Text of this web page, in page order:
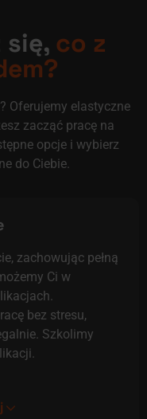
się, co z
Oferujemy elastyczne
zacząć pracę na
opcje i wybierz
do Ciebie.
zachowując pełną
Ci w
bez stresu,
Szkolimy